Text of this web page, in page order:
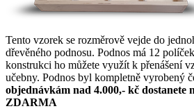
Tento vzorek se rozměrově vejde do
dřevěného podnosu. Podnos má 12
konstrukci ho můžete využít k přenášení
učebny. Podnos byl kompletně vyrobený
objednávkám nad 4.000,- kč dostanete
ZDARMA